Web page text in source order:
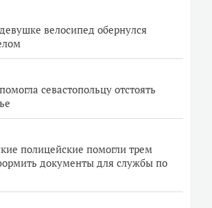
велосипед обернулся
севастопольцу отстоять
полицейские помогли трем
документы для службы по